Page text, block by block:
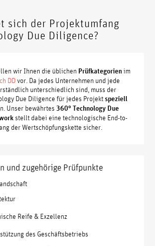
sich der Projektumfang
Due Diligence?
wir Ihnen die üblichen Prüfkategorienim
DDvor. Da jedes Unternehmen und jede
unterschiedlich sind, muss der
Due Diligence für jedes Projektspeziell
Unser bewährtes 360° Technology Due
stellt dabei eine technologische End-to-
der Wertschöpfungskette sicher.
und zugehörige Prüfpunkte
Reife & Exzellenz
des Geschäftsbetriebs